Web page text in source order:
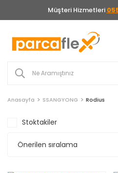
Müşteri Hizmetleri
Anasayfa SSANGYONG Rodius
Stoktakiler